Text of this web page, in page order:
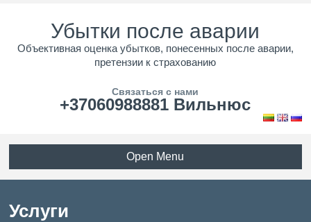
Убытки после аварии
Объективная оценка убытков, понесенных после аварии,
претензии к страхованию
Связаться с нами
+37060988881 Вильнюс
Open Menu
Услуги